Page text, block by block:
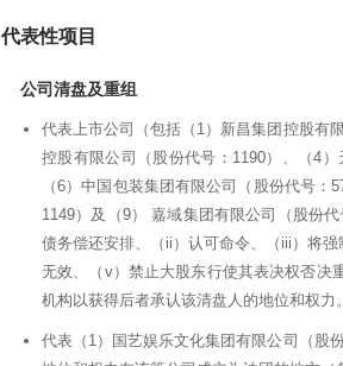
代表性项目
公司清盘及重组
代表上市公司（包括（1）新昌集团控股有
控股有限公司（股份代号：1190）、（4
（6）中国包装集团有限公司（股份代号
1149）及（9） 嘉域集团有限公司（股份
债务偿还安排、（ii）认可命令、（iii）将
无效、（v）禁止大股东行使其表决权否决
机构以获得后者承认该清盘人的地位和权力。
代表（1）国艺娱乐文化集团有限公司（股